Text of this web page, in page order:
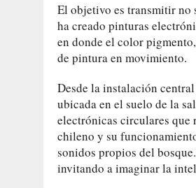
El objetivo es transmitir no
ha creado pinturas
en donde el color
de pintura en movimiento.
Desde la instalación
ubicada en el suelo de la
electrónicas circulares que
chileno y su
sonidos propios del
invitando a imaginar la